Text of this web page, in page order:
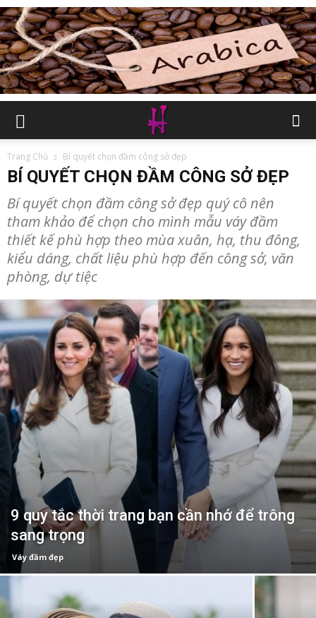
Trang Chủ Bí quyết chọn đầm công sở đẹp
BÍ QUYẾT CHỌN ĐẦM CÔNG SỞ ĐẸP
Bí quyết chọn đầm công sở đẹp quý cô nên
tham khảo để chọn cho mình mẫu váy đầm
thiết kế phù hợp theo mùa xuân, hạ, thu đông,
kiểu dáng, chất liệu phù hợp đến công sở, văn
phòng, dự tiệc
9 quy tắc thời trang bạn cần nhớ để trông
sang trọng
Váy đầm đẹp